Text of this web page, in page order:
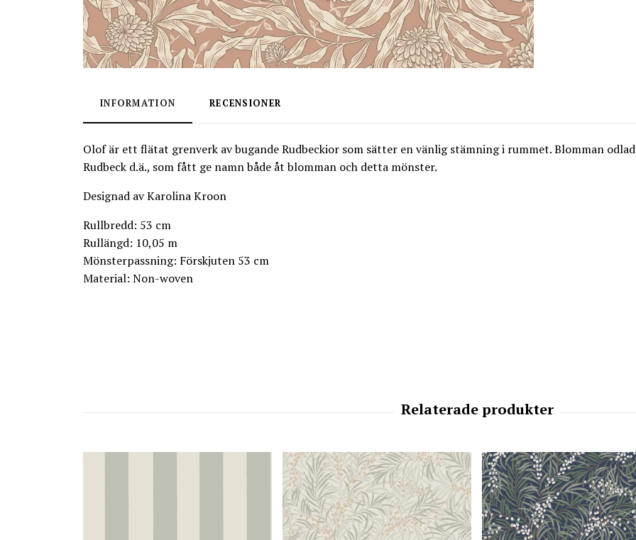
INFORMATION RECENSIONER
Olof är ett flätat grenverk av bugande Rudbeckior som sätter en vänlig stämning i rummet. Blomman
Rudbeck d.ä., som fått ge namn både åt blomman och detta mönster.
Designad av Karolina Kroon
Rullbredd: 53 cm
Rullängd: 10,05 m
Mönsterpassning: Förskjuten 53 cm
Material: Non-woven